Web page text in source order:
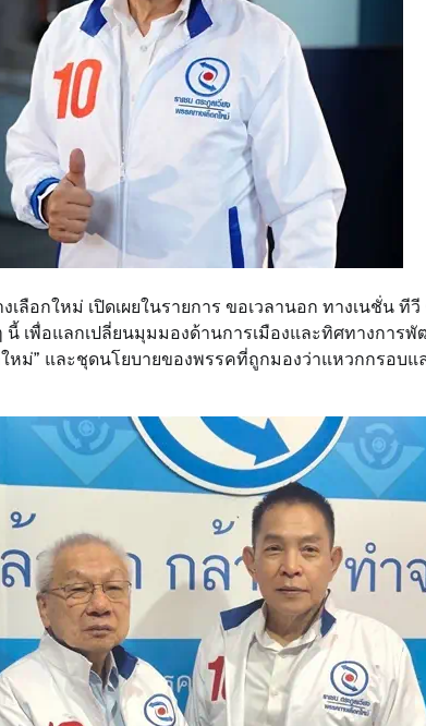
ลือกใหม่ เปิดเผยในรายการ ขอเวลานอก ทางเนชั่น ที
นี้ เพื่อแลกเปลี่ยนมุมมองด้านการเมืองและทิศทางการ
หม่” และชุดนโยบายของพรรคที่ถูกมองว่าแหวกกรอบแ